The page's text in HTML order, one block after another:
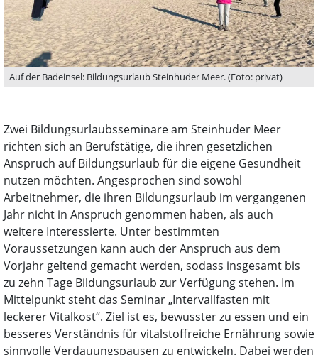
Auf der Badeinsel: Bildungsurlaub Steinhuder Meer. (Foto: privat)
Zwei Bildungsurlaubsseminare am Steinhuder Meer
richten sich an Berufstätige, die ihren gesetzlichen
Anspruch auf Bildungsurlaub für die eigene Gesundheit
nutzen möchten. Angesprochen sind sowohl
Arbeitnehmer, die ihren Bildungsurlaub im vergangenen
Jahr nicht in Anspruch genommen haben, als auch
weitere Interessierte. Unter bestimmten
Voraussetzungen kann auch der Anspruch aus dem
Vorjahr geltend gemacht werden, sodass insgesamt bis
zu zehn Tage Bildungsurlaub zur Verfügung stehen. Im
Mittelpunkt steht das Seminar „Intervallfasten mit
leckerer Vitalkost“. Ziel ist es, bewusster zu essen und ein
besseres Verständnis für vitalstoffreiche Ernährung sowie
sinnvolle Verdauungspausen zu entwickeln. Dabei werden